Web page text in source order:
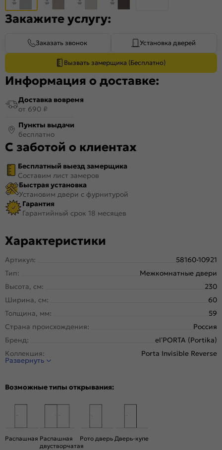
Закажите услугу:
Заказать звонок Установка дверей
Вызвать замерщика (Бесплатно)
Информация о доставке:
Доставка вовремя
от 690 ₽
Пункты выдачи
бесплатно
С заботой о клиентах
Бесплатный выезд замерщика
Составим лист замеров
Быстрая установка
Установим двери с фурнитурой
Гарантия
Гарантийный срок 18 месяцев
Характеристики
Артикул:
58160-10921
Тип:
Межкомнатные двери
Высота, см:
230
Ширина, см:
60
Толщина, мм:
59
Страна происхождения:
Россия
Бренд:
el’PORTA (Portika)
Коллекция:
Porta Invisible Reverse
Стиль:
Конструкция двери:
Развернуть
Возможные типы открывания:
Распашная Распашная
двустворчатая
Рото дверь Дверь-купе